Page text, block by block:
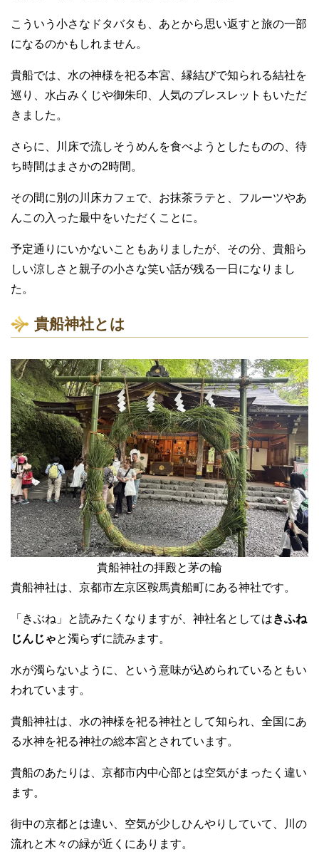
こういう小さなドタバタも、あとから思い返すと旅の一部
になるのかもしれません。
貴船では、水の神様を祀る本宮、縁結びで知られる結社を
巡り、水占みくじや御朱印、人気のブレスレットもいただ
きました。
さらに、川床で流しそうめんを食べようとしたものの、待
ち時間はまさかの2時間。
その間に別の川床カフェで、お抹茶ラテと、フルーツやあ
んこの入った最中をいただくことに。
予定通りにいかないこともありましたが、その分、貴船ら
しい涼しさと親子の小さな笑い話が残る一日になりまし
た。
貴船神社とは
貴船神社の拝殿と茅の輪
貴船神社は、京都市左京区鞍馬貴船町にある神社です。
「きぶね」と読みたくなりますが、神社名としてはきふね
じんじゃと濁らずに読みます。
水が濁らないように、という意味が込められているともい
われています。
貴船神社は、水の神様を祀る神社として知られ、全国にあ
る水神を祀る神社の総本宮とされています。
貴船のあたりは、京都市内中心部とは空気がまったく違い
ます。
街中の京都とは違い、空気が少しひんやりしていて、川の
流れと木々の緑が近くにあります。